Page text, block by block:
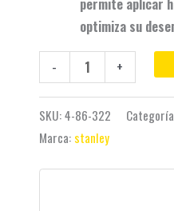
optimiza su
- +
SKU:4-86-322
Marca: stanley